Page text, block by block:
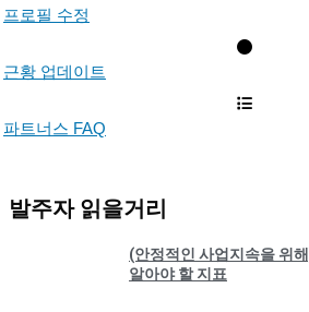
프로필 수정
근황 업데이트
파트너스 FAQ
발주자 읽을거리
(안정적인 사업지속을 위
알아야 할 지표